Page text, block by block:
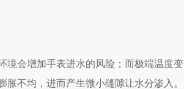
会增加手表进水的风险；而极端温度变
不均，进而产生微小缝隙让水分渗入。